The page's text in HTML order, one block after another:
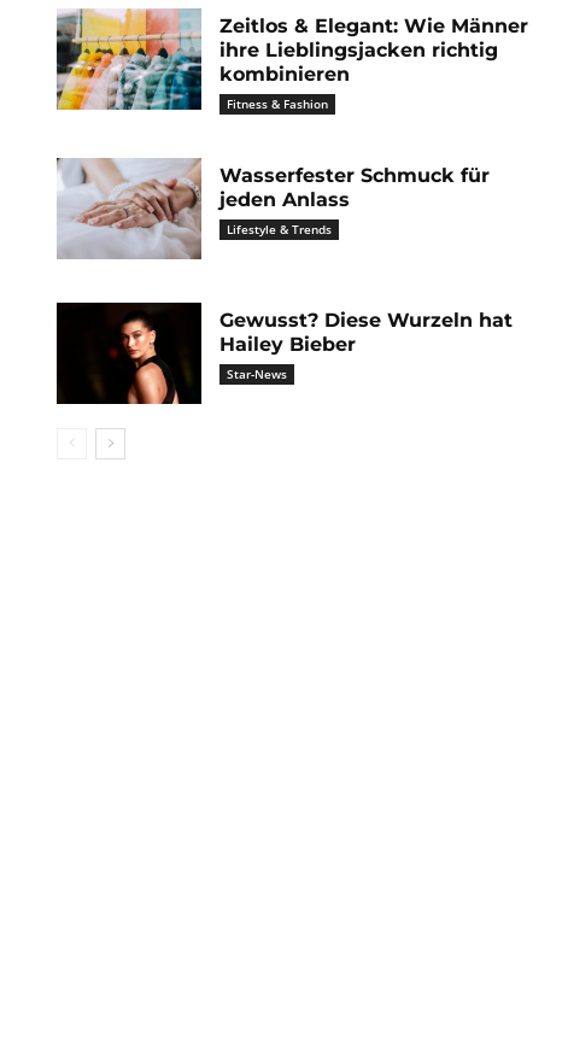
Zeitlos & Elegant: Wie Männer
ihre Lieblingsjacken richtig
kombinieren
Fitness & Fashion
Wasserfester Schmuck für
jeden Anlass
Lifestyle & Trends
Gewusst? Diese Wurzeln hat
Hailey Bieber
Star-News